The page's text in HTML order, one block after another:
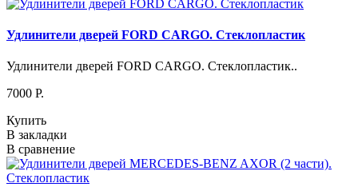
Удлинители дверей FORD CARGO. Стеклопластик
Удлинители дверей FORD CARGO. Стеклопластик..
7000 P.
Купить
В закладки
В сравнение